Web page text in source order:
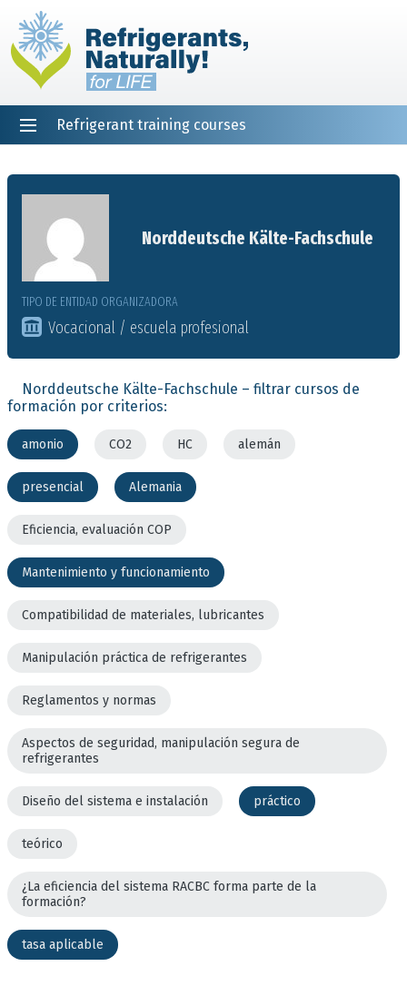
Refrigerant training courses
Norddeutsche Kälte-Fachschule
TIPO DE ENTIDAD ORGANIZADORA
Vocacional / escuela profesional
Norddeutsche Kälte-Fachschule – filtrar cursos de
formación por criterios:
amonio CO2 HC alemán
presencial Alemania
Eficiencia, evaluación COP
Mantenimiento y funcionamiento
Compatibilidad de materiales, lubricantes
Manipulación práctica de refrigerantes
Reglamentos y normas
Aspectos de seguridad, manipulación segura de
refrigerantes
Diseño del sistema e instalación práctico
teórico
¿La eficiencia del sistema RACBC forma parte de la
formación?
tasa aplicable